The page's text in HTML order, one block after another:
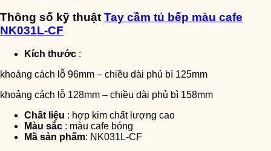
Thông số kỹ thuật Tay cầm tủ bếp màu cafe
NK031L-CF
Kích thước :
khoảng cách lỗ 96mm – chiều dài phủ bì 125mm
khoảng cách lỗ 128mm – chiều dài phủ bì 158mm
Chất liệu : hợp kim chất lượng cao
Màu sắc : màu cafe bóng
Mã sản phẩm: NK031L-CF